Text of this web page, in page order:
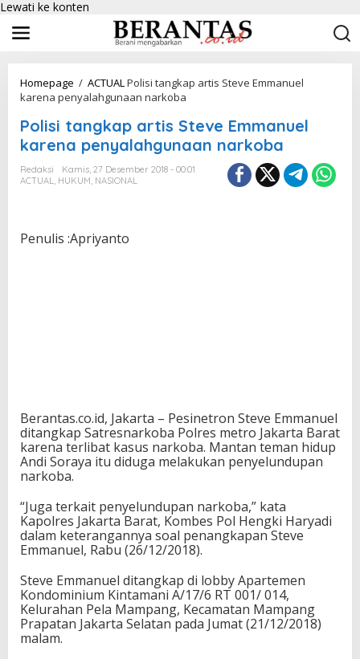
Lewati ke konten
Homepage / ACTUALPolisi tangkap artis Steve Emmanuel
karena penyalahgunaan narkoba
Polisi tangkap artis Steve Emmanuel
karena penyalahgunaan narkoba
Redaksi
Kamis, 27 Desember 2018 - 00:01
ACTUAL, HUKUM, NASIONAL
Penulis :Apriyanto
Berantas.co.id, Jakarta – Pesinetron Steve Emmanuel
ditangkap Satresnarkoba Polres metro Jakarta Barat
karena terlibat kasus narkoba. Mantan teman hidup
Andi Soraya itu diduga melakukan penyelundupan
narkoba.
“Juga terkait penyelundupan narkoba,” kata
Kapolres Jakarta Barat, Kombes Pol Hengki Haryadi
dalam keterangannya soal penangkapan Steve
Emmanuel, Rabu (26/12/2018).
Steve Emmanuel ditangkap di lobby Apartemen
Kondominium Kintamani A/17/6 RT 001/ 014,
Kelurahan Pela Mampang, Kecamatan Mampang
Prapatan Jakarta Selatan pada Jumat (21/12/2018)
malam.